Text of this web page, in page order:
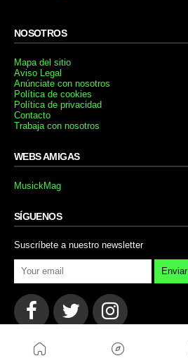
NOSOTROS
Mapa del sitio
Aviso Legal
Anúnciate con nosotros
Política de cookies
Política de privacidad
Contacto
Trabaja con nosotros
WEBS AMIGAS
MusickMag
SÍGUENOS
Suscríbete a nuestro newsletter
Enviar